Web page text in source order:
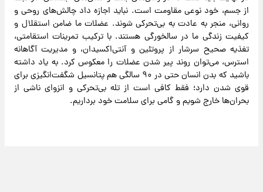
از جسم، خود نوعی مقاومت است. نباید اجازه داد چالش‌های روحی و
روانی، منجر به عادت به بی‌تحرکی شوند. عضلات ما ضامن استقلال و
کیفیت زندگی ما در سالخورگی هستند. با ترکیب تمرینات استقامتی،
تغذیه صحیح سرشار از پروتئین و آنتی‌اکسیدان، و مدیریت آگاهانه
استرس، می‌توان روند پیر شدن عضلات را معکوس کرد. به یاد داشته
باشید که بدن انسان حتی در ۹۰ سالگی هم پتانسیل شگفت‌انگیزی برای
قوی شدن دارد؛ فقط کافی است از تله بی‌تحرکی و انزوای ناشی از
بحران‌ها خارج شویم و گامی برای سلامت خود برداریم.